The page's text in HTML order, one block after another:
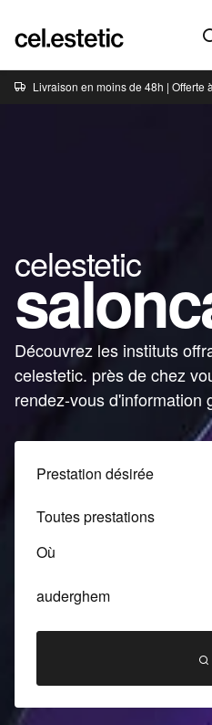
Livraison en moins de 48h | Offerte
celestetic
Découvrez les instituts
celestetic. près de chez
rendez-vous d'information
Prestation désirée
Où